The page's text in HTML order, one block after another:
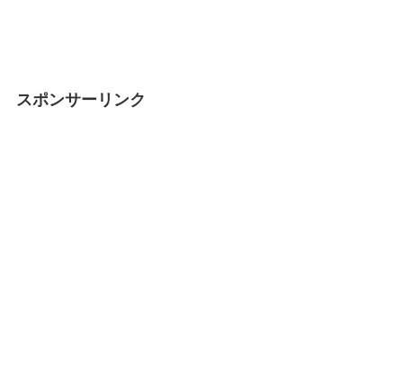
スポンサーリンク